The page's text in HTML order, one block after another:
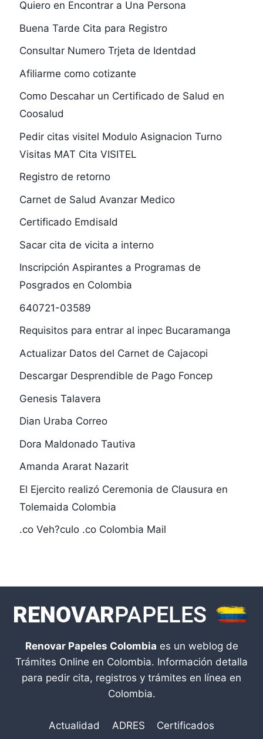
Quiero en Encontrar a Una Persona
Buena Tarde Cita para Registro
Consultar Numero Trjeta de Identdad
Afiliarme como cotizante
Como Descahar un Certificado de Salud en
Coosalud
Pedir citas visitel Modulo Asignacion Turno
Visitas MAT Cita VISITEL
Registro de retorno
Carnet de Salud Avanzar Medico
Certificado Emdisald
Sacar cita de vicita a interno
Inscripción Aspirantes a Programas de
Posgrados en Colombia
640721-03589
Requisitos para entrar al inpec Bucaramanga
Actualizar Datos del Carnet de Cajacopi
Descargar Desprendible de Pago Foncep
Genesis Talavera
Dian Uraba Correo
Dora Maldonado Tautiva
Amanda Ararat Nazarit
El Ejercito realizó Ceremonia de Clausura en
Tolemaida Colombia
.co Veh?culo .co Colombia Mail
Renovar Papeles Colombia es un weblog de
Trámites Online en Colombia. Información detalla
para pedir cita, registros y trámites en línea en
Colombia.
Actualidad ADRES Certificados